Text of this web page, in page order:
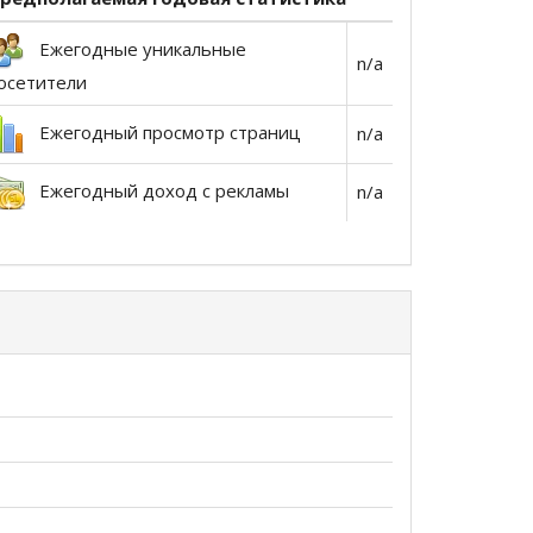
Ежегодные уникальные
n/a
Ежегодный просмотр страниц n/a
Ежегодный доход с рекламы n/a